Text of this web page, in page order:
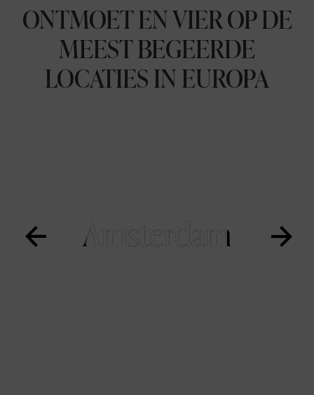
ONTMOET EN VIER OP DE
MEEST BEGEERDE
LOCATIES IN EUROPA
Amsterdam